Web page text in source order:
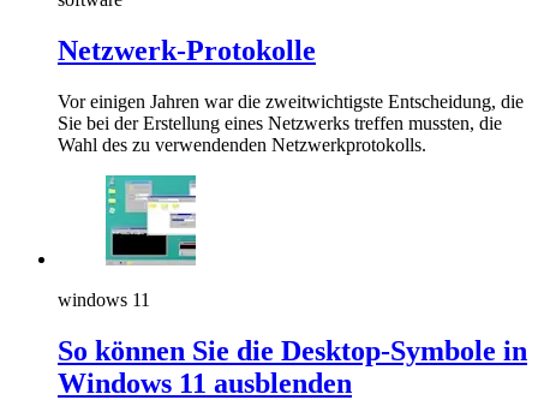
Netzwerk-Protokolle
Vor einigen Jahren war die zweitwichtigste Entscheidung, die
Sie bei der Erstellung eines Netzwerks treffen mussten, die
Wahl des zu verwendenden Netzwerkprotokolls.
windows 11
So können Sie die Desktop-Symbole in
Windows 11 ausblenden